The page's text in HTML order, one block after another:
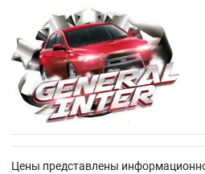
Цены представлены